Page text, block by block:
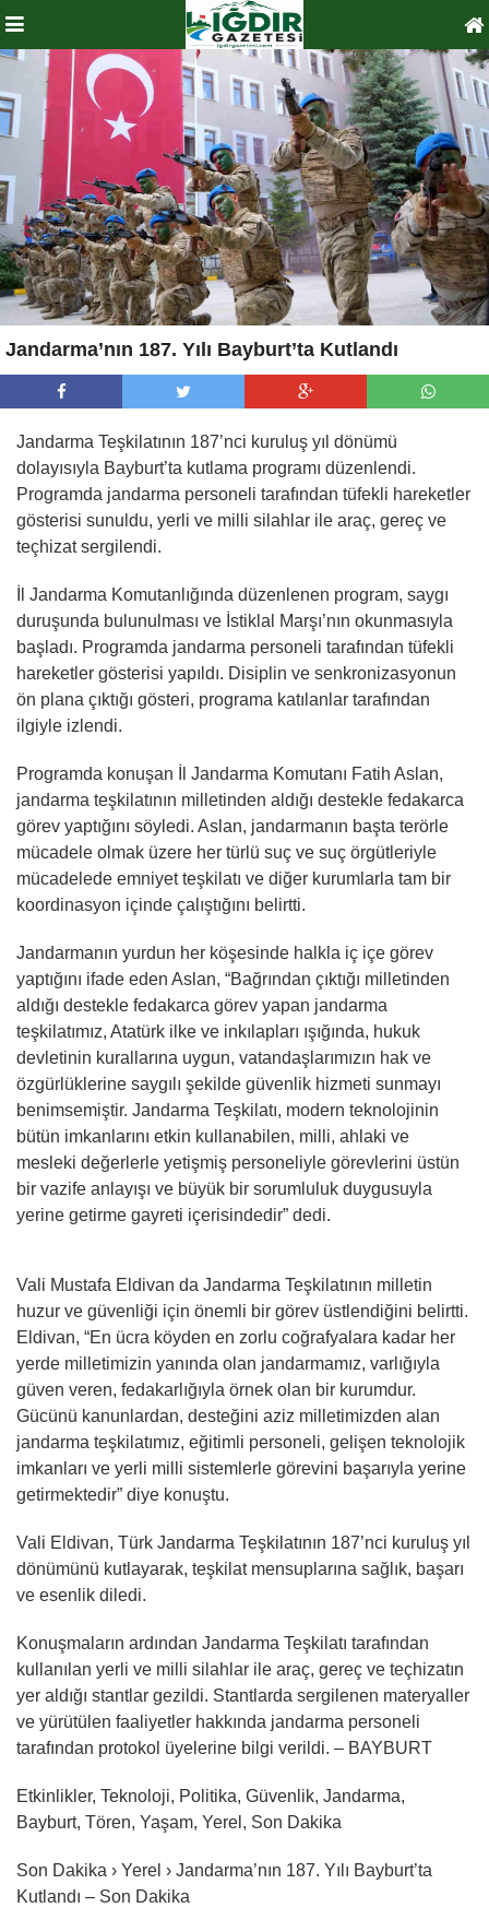
Jandarma’nın 187. Yılı Bayburt’ta Kutlandı
Jandarma Teşkilatının 187’nci kuruluş yıl dönümü
dolayısıyla Bayburt’ta kutlama programı düzenlendi.
Programda jandarma personeli tarafından tüfekli hareketler
gösterisi sunuldu, yerli ve milli silahlar ile araç, gereç ve
teçhizat sergilendi.
İl Jandarma Komutanlığında düzenlenen program, saygı
duruşunda bulunulması ve İstiklal Marşı’nın okunmasıyla
başladı. Programda jandarma personeli tarafından tüfekli
hareketler gösterisi yapıldı. Disiplin ve senkronizasyonun
ön plana çıktığı gösteri, programa katılanlar tarafından
ilgiyle izlendi.
Programda konuşan İl Jandarma Komutanı Fatih Aslan,
jandarma teşkilatının milletinden aldığı destekle fedakarca
görev yaptığını söyledi. Aslan, jandarmanın başta terörle
mücadele olmak üzere her türlü suç ve suç örgütleriyle
mücadelede emniyet teşkilatı ve diğer kurumlarla tam bir
koordinasyon içinde çalıştığını belirtti.
Jandarmanın yurdun her köşesinde halkla iç içe görev
yaptığını ifade eden Aslan, “Bağrından çıktığı milletinden
aldığı destekle fedakarca görev yapan jandarma
teşkilatımız, Atatürk ilke ve inkılapları ışığında, hukuk
devletinin kurallarına uygun, vatandaşlarımızın hak ve
özgürlüklerine saygılı şekilde güvenlik hizmeti sunmayı
benimsemiştir. Jandarma Teşkilatı, modern teknolojinin
bütün imkanlarını etkin kullanabilen, milli, ahlaki ve
mesleki değerlerle yetişmiş personeliyle görevlerini üstün
bir vazife anlayışı ve büyük bir sorumluluk duygusuyla
yerine getirme gayreti içerisindedir” dedi.
Vali Mustafa Eldivan da Jandarma Teşkilatının milletin
huzur ve güvenliği için önemli bir görev üstlendiğini belirtti.
Eldivan, “En ücra köyden en zorlu coğrafyalara kadar her
yerde milletimizin yanında olan jandarmamız, varlığıyla
güven veren, fedakarlığıyla örnek olan bir kurumdur.
Gücünü kanunlardan, desteğini aziz milletimizden alan
jandarma teşkilatımız, eğitimli personeli, gelişen teknolojik
imkanları ve yerli milli sistemlerle görevini başarıyla yerine
getirmektedir” diye konuştu.
Vali Eldivan, Türk Jandarma Teşkilatının 187’nci kuruluş yıl
dönümünü kutlayarak, teşkilat mensuplarına sağlık, başarı
ve esenlik diledi.
Konuşmaların ardından Jandarma Teşkilatı tarafından
kullanılan yerli ve milli silahlar ile araç, gereç ve teçhizatın
yer aldığı stantlar gezildi. Stantlarda sergilenen materyaller
ve yürütülen faaliyetler hakkında jandarma personeli
tarafından protokol üyelerine bilgi verildi. – BAYBURT
Etkinlikler, Teknoloji, Politika, Güvenlik, Jandarma,
Bayburt, Tören, Yaşam, Yerel, Son Dakika
Son Dakika › Yerel › Jandarma’nın 187. Yılı Bayburt’ta
Kutlandı – Son Dakika